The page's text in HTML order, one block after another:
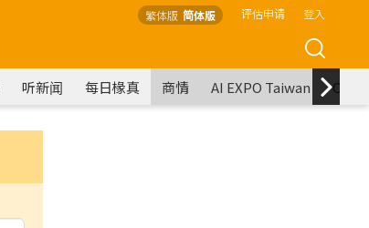
繁体版 简体版 评估申请 登入
听新闻 每日椽真 商情 AI EXPO Taiwan